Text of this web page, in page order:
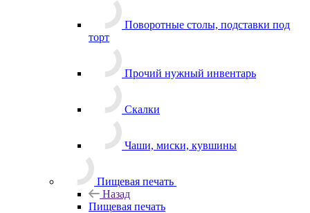
Поворотные столы, подставки под
торт
Прочий нужный инвентарь
Скалки
Чаши, миски, кувшины
Пищевая печать
Назад
Пищевая печать